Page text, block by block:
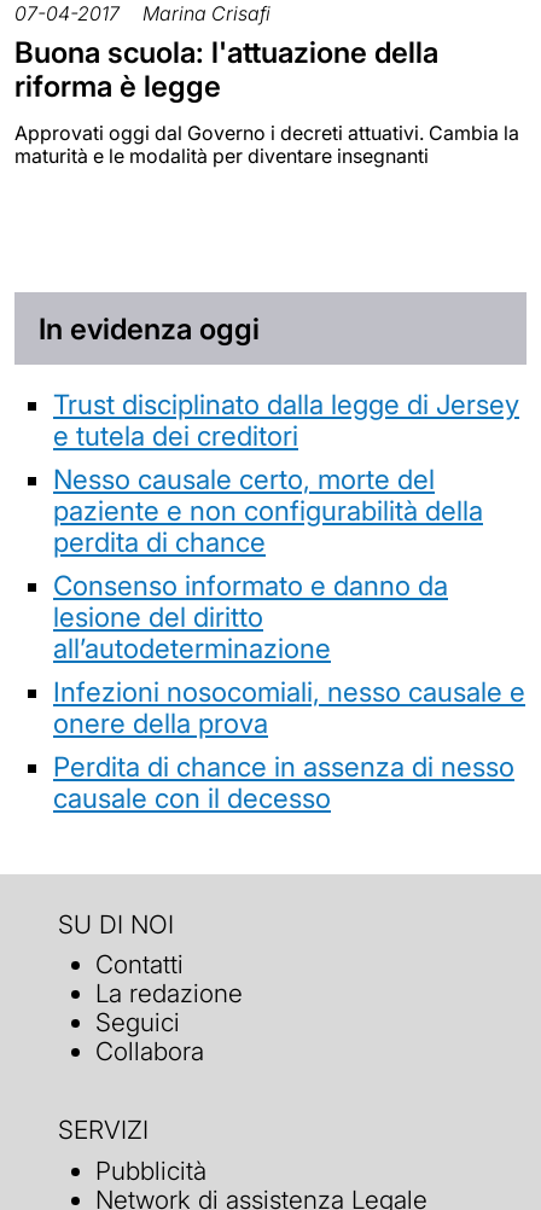
07-04-2017 Marina Crisafi
Buona scuola: l'attuazione della
riforma è legge
Approvati oggi dal Governo i decreti attuativi. Cambia la
maturità e le modalità per diventare insegnanti
In evidenza oggi
Trust disciplinato dalla legge di Jersey
e tutela dei creditori
Nesso causale certo, morte del
paziente e non configurabilità della
perdita di chance
Consenso informato e danno da
lesione del diritto
all’autodeterminazione
Infezioni nosocomiali, nesso causale e
onere della prova
Perdita di chance in assenza di nesso
causale con il decesso
SU DI NOI
Contatti
La redazione
Seguici
Collabora
SERVIZI
Pubblicità
Network di assistenza Legale